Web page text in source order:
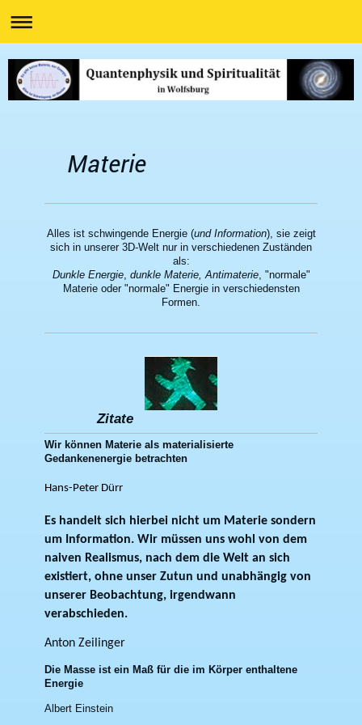
Materie
Alles ist schwingende Energie (und Information), sie zeigt
sich in unserer 3D-Welt nur in verschiedenen Zuständen
als:
Dunkle Energie, dunkle Materie, Antimaterie, "normale"
Materie oder "normale" Energie in verschiedensten
Formen.
Zitate
Wir können Materie als materialisierte
Gedankenenergie betrachten
Hans-Peter Dürr
Es handelt sich hierbei nicht um Materie sondern
um Information. Wir müssen uns wohl von dem
naiven Realismus, nach dem die Welt an sich
existiert, ohne unser Zutun und unabhängig von
unserer Beobachtung, irgendwann
verabschieden.
Anton Zeilinger
Die Masse ist ein Maß für die im Körper enthaltene
Energie
Albert Einstein